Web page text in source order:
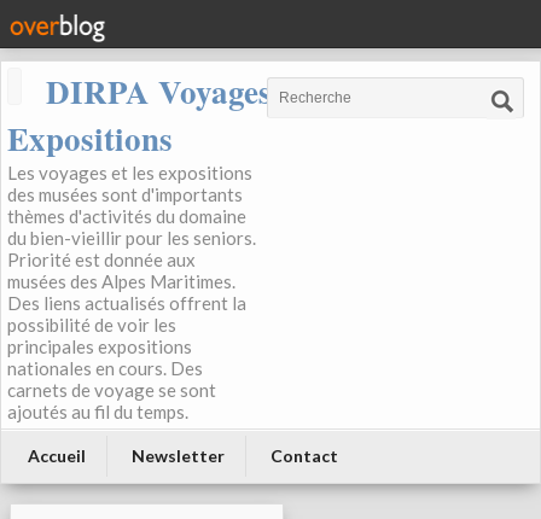
DIRPA Voyages, Musées,
Expositions
Les voyages et les expositions
des musées sont d'importants
thèmes d'activités du domaine
du bien-vieillir pour les seniors.
Priorité est donnée aux
musées des Alpes Maritimes.
Des liens actualisés offrent la
possibilité de voir les
principales expositions
nationales en cours. Des
carnets de voyage se sont
ajoutés au fil du temps.
Accueil Newsletter Contact